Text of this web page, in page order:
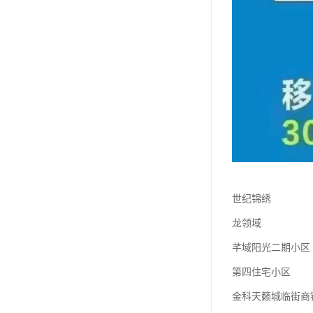
世纪锦绣
龙领域
芊域阳光二期小区
第四住宅小区
金科天籁城临街商